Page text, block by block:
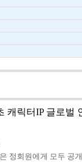
캐릭터IP 글로벌
정회원에게 모두 공